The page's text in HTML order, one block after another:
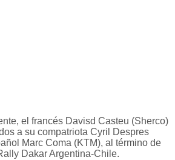
el francés Davisd Casteu (Sherco)
a su compatriota Cyril Despres
Marc Coma (KTM), al término de
Dakar Argentina-Chile.